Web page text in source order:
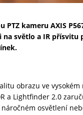
kameru AXIS
světlo a IR přísvitu
obrazu ve
a Lightfinder 2.0
osvětlení